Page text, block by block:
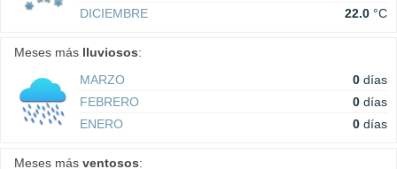
DICIEMBRE
22.0 °C
Meses más lluviosos:
MARZO
0 días
FEBRERO
0 días
ENERO
0 días
Meses más ventosos: